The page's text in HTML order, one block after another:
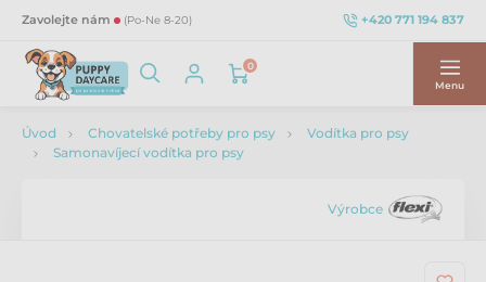
Zavolejte nám (Po-Ne 8-20) +420 771 194 837
0
Menu
Úvod Chovatelské potřeby pro psy
Vodítka pro psy
Samonavíjecí vodítka pro psy
Výrobce